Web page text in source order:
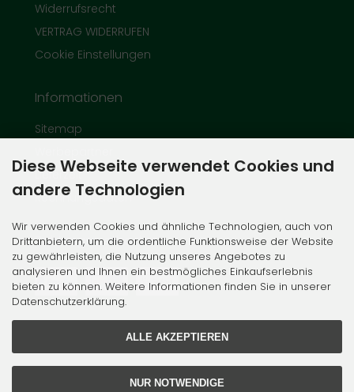
Widerrufsrecht
VERTRAG WIDERRUFEN
Cookie Einstellungen
Informationen
Sitemap
Lieferzeit
Rechnungsdaten
Zahlungsmethoden
Diese Webseite verwendet Cookies und
andere Technologien
Wir verwenden Cookies und ähnliche Technologien, auch von
Drittanbietern, um die ordentliche Funktionsweise der Website
zu gewährleisten, die Nutzung unseres Angebotes zu
analysieren und Ihnen ein bestmögliches Einkaufserlebnis
bieten zu können. Weitere Informationen finden Sie in unserer
Datenschutzerklärung.
ALLE AKZEPTIEREN
NUR NOTWENDIGE